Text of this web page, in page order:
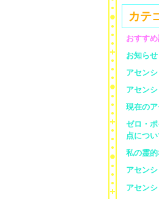
カテ
おすす
お知らせ
アセン
アセン
現在の
ゼロ・
点につい
私の霊
アセン
アセン